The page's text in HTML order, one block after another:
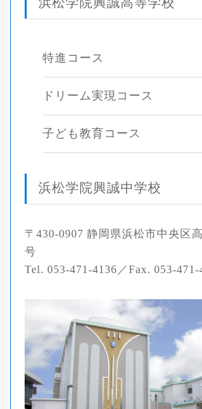
特進コース
ドリーム実現コース
子ども教育コース
浜松学院興誠中学校
〒430-0907 静岡県浜松市中央区
号
Tel. 053-471-4136／Fax. 053-471-